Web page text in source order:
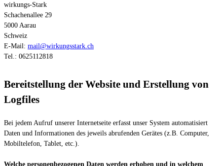
wirkungs-Stark
Schachenallee 29
5000 Aarau
Schweiz
E-Mail: mail@wirkungsstark.ch
Tel.: 0625112818
Bereitstellung der Website und Erstellung von
Logfiles
Bei jedem Aufruf unserer Internetseite erfasst unser System automatisiert
Daten und Informationen des jeweils abrufenden Gerätes (z.B. Computer,
Mobiltelefon, Tablet, etc.).
Welche personenbezogenen Daten werden erhoben und in welchem